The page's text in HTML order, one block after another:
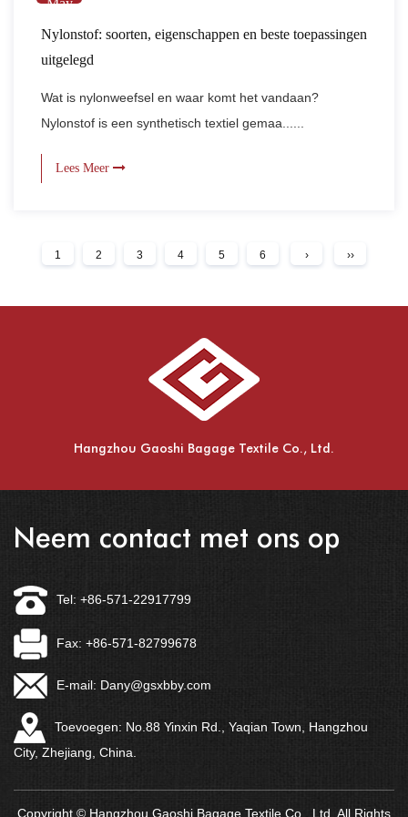
May
Nylonstof: soorten, eigenschappen en beste toepassingen
uitgelegd
Wat is nylonweefsel en waar komt het vandaan?
Nylonstof is een synthetisch textiel gemaa......
Lees Meer
1 2 3 4 5 6 › ››
Hangzhou Gaoshi Bagage Textile Co., Ltd.
Neem contact met ons op
Tel: +86-571-22917799
Fax: +86-571-82799678
E-mail: Dany@gsxbby.com
Toevoegen: No.88 Yinxin Rd., Yaqian Town, Hangzhou
City, Zhejiang, China.
Copyright © Hangzhou Gaoshi Bagage Textile Co., Ltd. All Rights